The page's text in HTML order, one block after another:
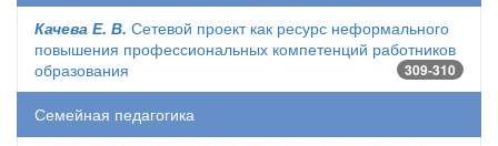
Качева Е. В. Сетевой проект как ресурс неформального
повышения профессиональных компетенций работников
образования
309-310
Семейная педагогика